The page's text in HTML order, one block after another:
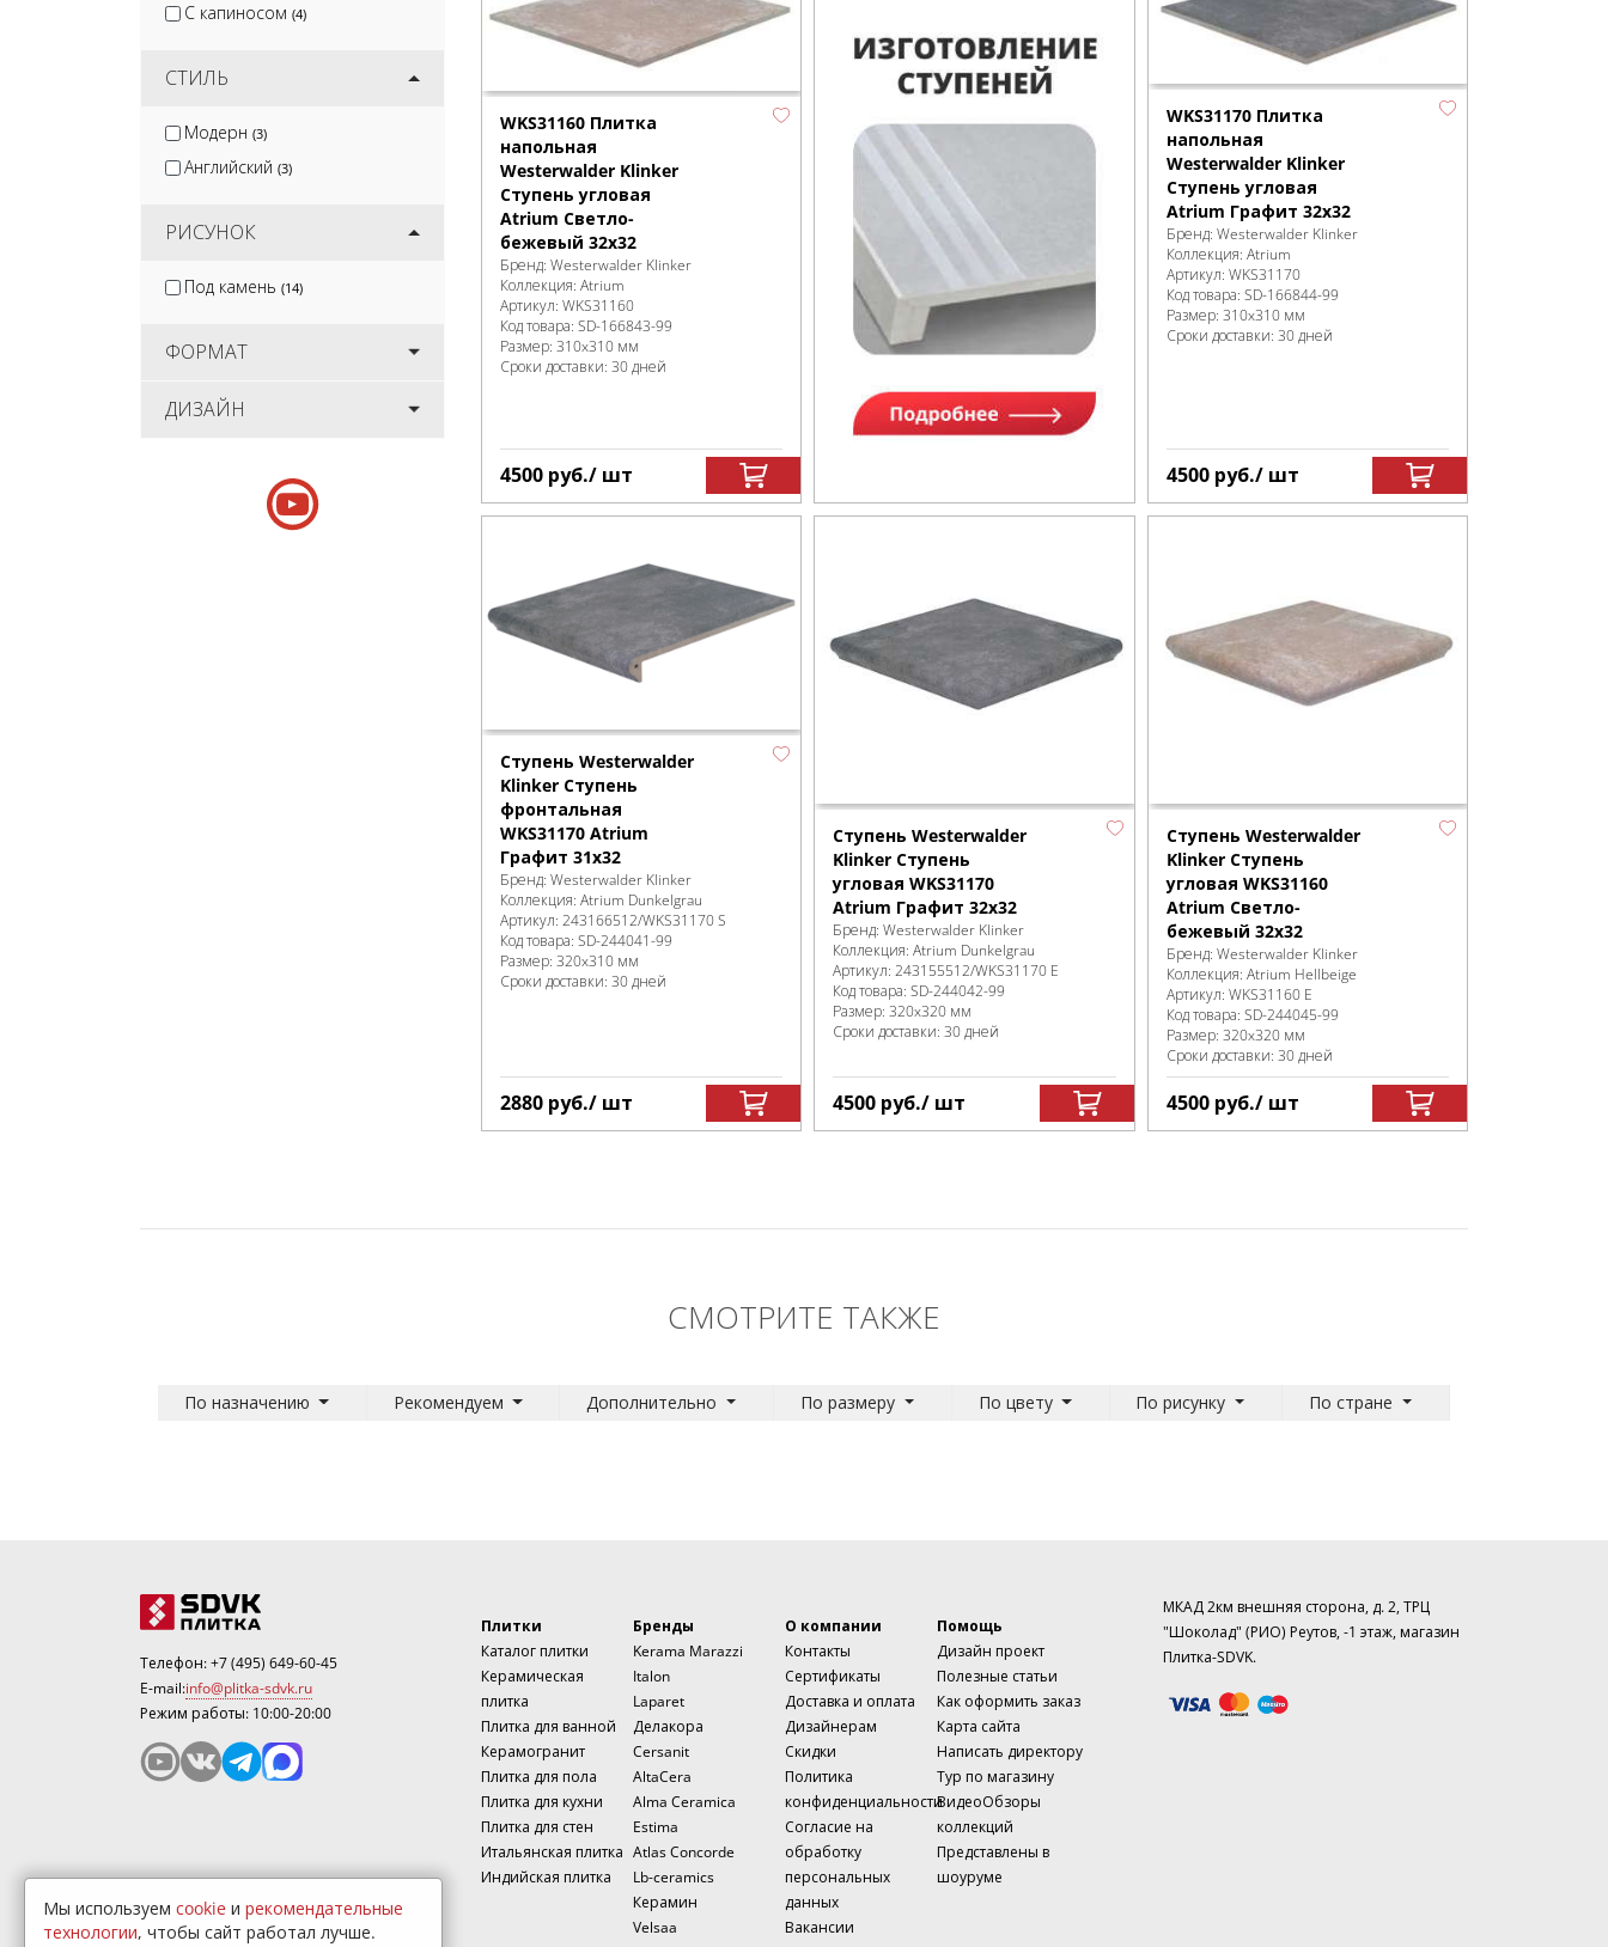
С капиносом (4)
СТИЛЬ
Модерн (3)
Английский (3)
РИСУНОК
Под камень (14)
ФОРМАТ
ДИЗАЙН
WKS31160 Плитка
напольная
Westerwalder Klinker
Ступень угловая
Atrium Светло-
бежевый 32x32
Бренд: Westerwalder Klinker
Коллекция: Atrium
Артикул: WKS31160
Код товара: SD-166843-99
Размер: 310x310 мм
Сроки доставки: 30 дней
4500 руб./ шт
WKS31170 Плитка
напольная
Westerwalder Klinker
Ступень угловая
Atrium Графит 32x32
Бренд: Westerwalder Klinker
Коллекция: Atrium
Артикул: WKS31170
Код товара: SD-166844-99
Размер: 310x310 мм
Сроки доставки: 30 дней
4500 руб./ шт
Ступень Westerwalder
Klinker Ступень
фронтальная
WKS31170 Atrium
Графит 31х32
Бренд: Westerwalder Klinker
Коллекция: Atrium Dunkelgrau
Артикул: 243166512/WKS31170 S
Код товара: SD-244041-99
Размер: 320x310 мм
Сроки доставки: 30 дней
2880 руб./ шт
Ступень Westerwalder
Klinker Ступень
угловая WKS31170
Atrium Графит 32x32
Бренд:Westerwalder Klinker
Коллекция:Atrium Dunkelgrau
Артикул:243155512/WKS31170 E
Код товара:SD-244042-99
Размер:320x320 мм
Сроки доставки: 30 дней
4500 руб./ шт
Ступень Westerwalder
Klinker Ступень
угловая WKS31160
Atrium Светло-
бежевый 32x32
Бренд: Westerwalder Klinker
Коллекция: Atrium Hellbeige
Артикул: WKS31160 E
Код товара: SD-244045-99
Размер: 320x320 мм
Сроки доставки: 30 дней
4500 руб./ шт
СМОТРИТЕ ТАКЖЕ
По назначению Рекомендуем Дополнительно По размеру По цвету По рисунку По стране
Телефон:+7 (495) 649-60-45
E-mail:info@plitka-sdvk.ru
Режим работы: 10:00-20:00
Плитки
Каталог плитки
Керамическая
плитка
Плитка для ванной
Керамогранит
Плитка для пола
Плитка для кухни
Плитка для стен
Итальянская плитка
Индийская плитка
Бренды
Kerama Marazzi
Italon
Laparet
Делакора
Cersanit
AltaCera
Alma Ceramica
Estima
Atlas Concorde
Lb-ceramics
Керамин
Velsaa
О компании
Контакты
Сертификаты
Доставка и оплата
Дизайнерам
Скидки
Политика
конфиденциальности
Согласие на
обработку
персональных
данных
Вакансии
Помощь
Дизайн проект
Полезные статьи
Как оформить заказ
Карта сайта
Написать директору
Тур по магазину
ВидеоОбзоры
коллекций
Представлены в
шоуруме
МКАД 2км внешняя сторона, д. 2, ТРЦ
"Шоколад" (РИО) Реутов, -1 этаж, магазин
Плитка-SDVK.
Мы используем cookie и рекомендательные
технологии, чтобы сайт работал лучше.